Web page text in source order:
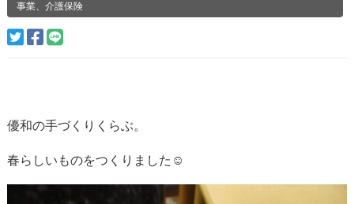
事業、介護保険
優和の手づくりくらぶ。
春らしいものをつくりました☺